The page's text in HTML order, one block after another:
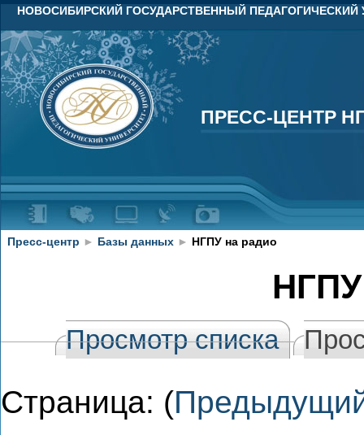
НОВОСИБИРСКИЙ ГОСУДАРСТВЕННЫЙ ПЕДАГОГИЧЕСКИЙ
ПРЕСС-ЦЕНТР
ПРЕСС-ЦЕНТР
Пресс-центр ► Базы данных ► НГПУ на радио
Просмотр списка
Страница: (